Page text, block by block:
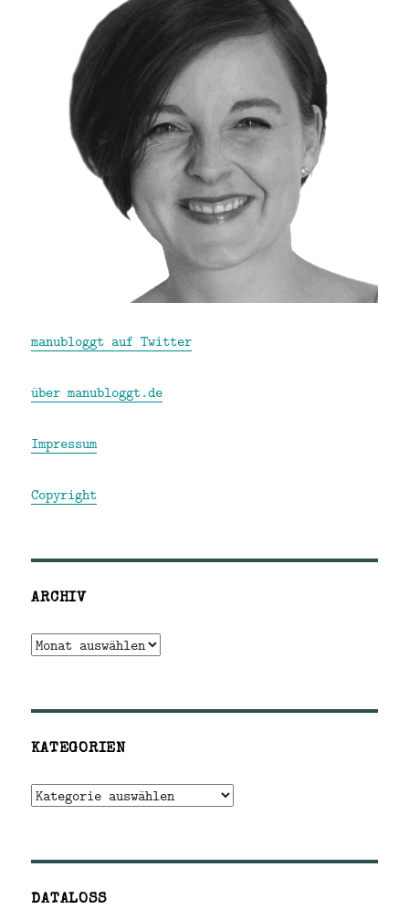
manubloggt auf Twitter
über manubloggt.de
Impressum
Copyright
ARCHIV
Archiv
KATEGORIEN
Kategorien
DATALOSS